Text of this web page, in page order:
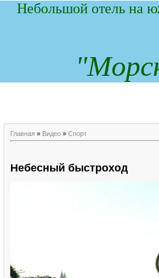
Небольшой отель на
"М
Главная » Видео » Спорт
Небесный быстроход